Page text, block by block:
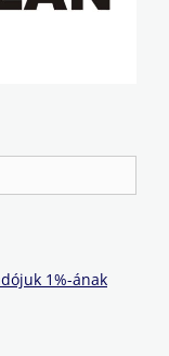
1%-ának